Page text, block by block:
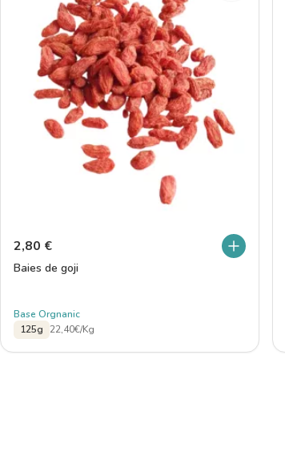
2,80 €
Baies de goji
Base Orgnanic
125g
22,40€/Kg